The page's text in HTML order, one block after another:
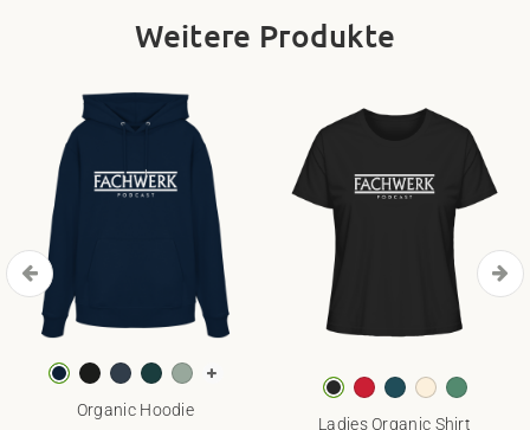
Weitere Produkte
Organic Hoodie
Ladies Organic Shirt